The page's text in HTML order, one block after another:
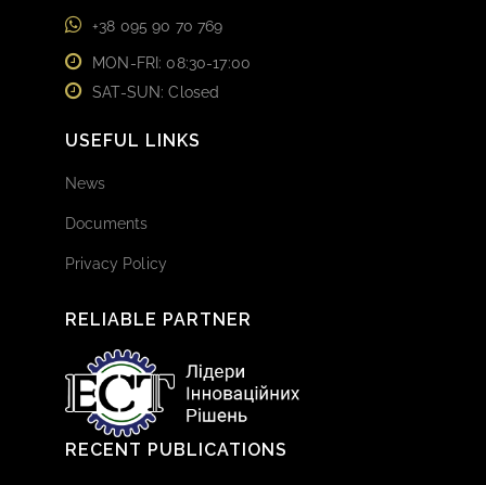
+38 095 90 70 769
MON-FRI: 08:30-17:00
SAT-SUN: Closed
USEFUL LINKS
News
Documents
Privacy Policy
RELIABLE PARTNER
RECENT PUBLICATIONS